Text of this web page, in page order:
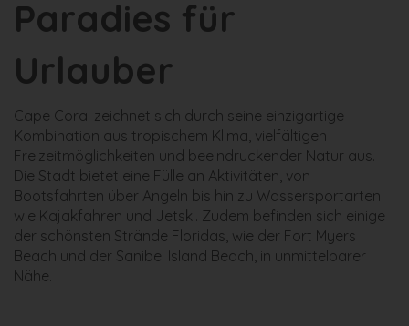
Paradies für
Urlauber
Cape Coral zeichnet sich durch seine einzigartige
Kombination aus tropischem Klima, vielfältigen
Freizeitmöglichkeiten und beeindruckender Natur aus.
Die Stadt bietet eine Fülle an Aktivitäten, von
Bootsfahrten über Angeln bis hin zu Wassersportarten
wie Kajakfahren und Jetski. Zudem befinden sich einige
der schönsten Strände Floridas, wie der Fort Myers
Beach und der Sanibel Island Beach, in unmittelbarer
Nähe.